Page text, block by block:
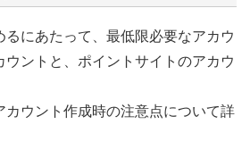
にあたって、最低限必要なアカウ
ウントと、ポイントサイトのアカウ
カウント作成時の注意点について詳